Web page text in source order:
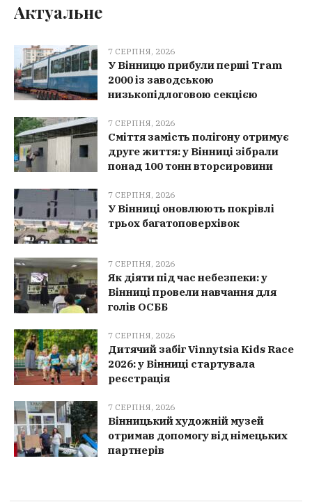
Актуальне
7 СЕРПНЯ, 2026
У Вінницю прибули перші Tram
2000 із заводською
низькопідлоговою секцією
7 СЕРПНЯ, 2026
Сміття замість полігону отримує
друге життя: у Вінниці зібрали
понад 100 тонн вторсировини
7 СЕРПНЯ, 2026
У Вінниці оновлюють покрівлі
трьох багатоповерхівок
7 СЕРПНЯ, 2026
Як діяти під час небезпеки: у
Вінниці провели навчання для
голів ОСББ
7 СЕРПНЯ, 2026
Дитячий забіг Vinnytsia Kids Race
2026: у Вінниці стартувала
реєстрація
7 СЕРПНЯ, 2026
Вінницький художній музей
отримав допомогу від німецьких
партнерів